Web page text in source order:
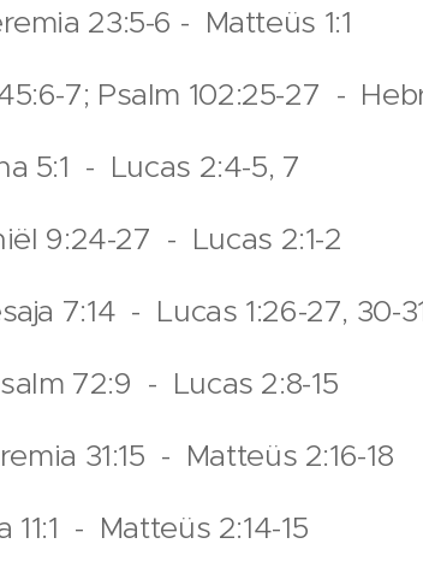
23:5-6 - Matteüs 1:1
7; Psalm 102:25-27 -
5:1 - Lucas 2:4-5, 7
9:24-27 - Lucas 2:1-2
7:14 - Lucas 1:26-27, 30-
72:9 - Lucas 2:8-15
31:15 - Matteüs 2:16-18
11:1 - Matteüs 2:14-15